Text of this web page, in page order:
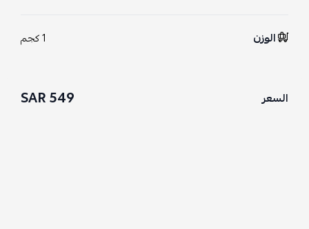
الوزن 1 كجم
السعر 549 SAR